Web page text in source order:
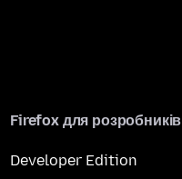
Firefox для розробників
Developer Edition